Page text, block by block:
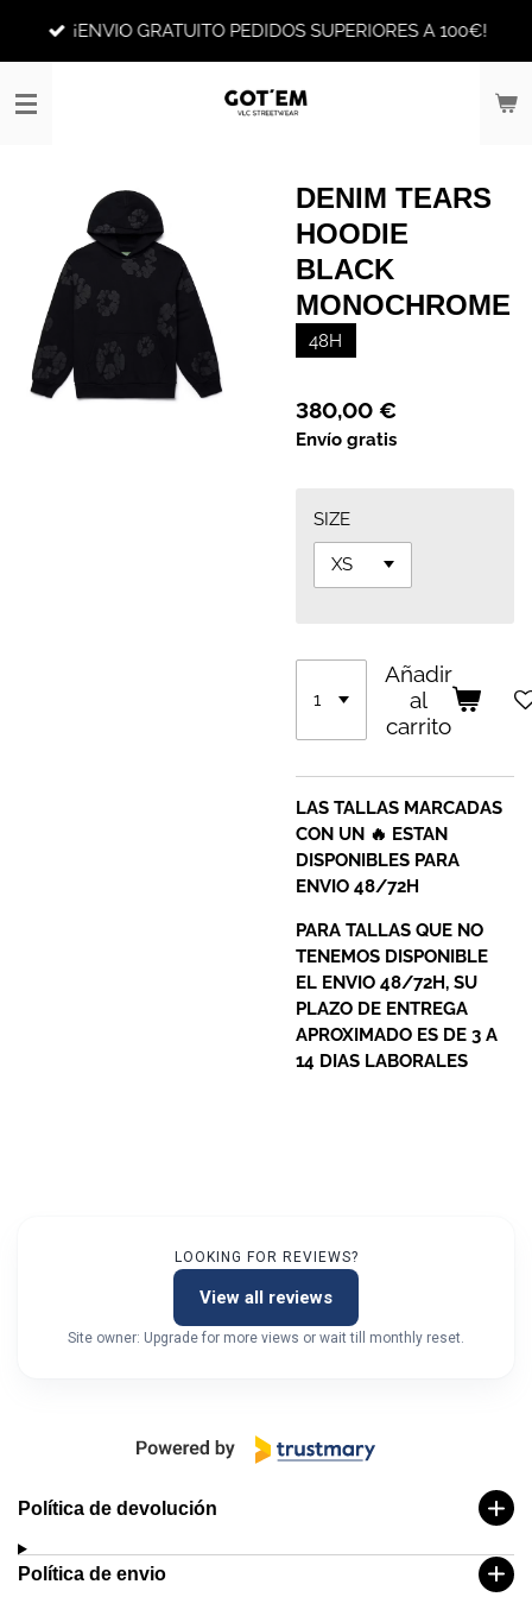
principal
¡ENVIO GRATUITO PEDIDOS SUPERIORES A 100€!
DENIM TEARS
HOODIE
BLACK
MONOCHROME
48H
380,00 €
Envío gratis
SIZE
Añadir
al
carrito
LAS TALLAS MARCADAS
CON UN 🔥 ESTAN
DISPONIBLES PARA
ENVIO 48/72H
PARA TALLAS QUE NO
TENEMOS DISPONIBLE
EL ENVIO 48/72H, SU
PLAZO DE ENTREGA
APROXIMADO ES DE 3 A
14 DIAS LABORALES
LOOKING FOR REVIEWS?
View all reviews
Site owner: Upgrade for more views or wait till monthly reset.
Política de devolución
Política de envio